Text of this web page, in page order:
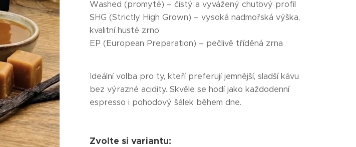
Washed (promyté) – čistý a vyvážený chuťový profil
SHG (Strictly High Grown) – vysoká nadmořská výška,
kvalitní husté zrno
EP (European Preparation) – pečlivě tříděná zrna
Ideální volba pro ty, kteří preferují jemnější, sladší kávu
bez výrazné acidity. Skvěle se hodí jako každodenní
espresso i pohodový šálek během dne.
Zvolte si variantu: